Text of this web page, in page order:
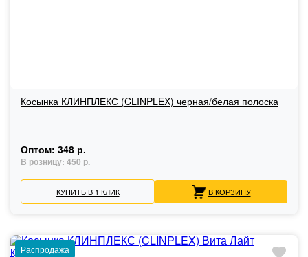
Косынка КЛИНПЛЕКС (CLINPLEX) черная/белая полоска
Оптом: 348 р.
В розницу: 450 р.
КУПИТЬ В 1 КЛИК В КОРЗИНУ
Распродажа